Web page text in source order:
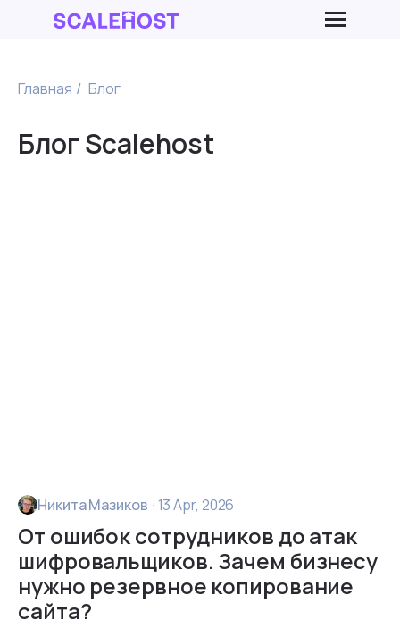
Главная / Блог
Блог Scalehost
Никита Мазиков · 13 Apr, 2026
От ошибок сотрудников до атак
шифровальщиков. Зачем бизнесу
нужно резервное копирование
сайта?